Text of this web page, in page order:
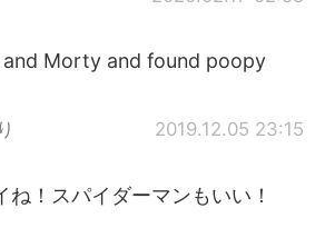
and Morty and found poopy
2019.12.05 23:15
ね！スパイダーマンもいい！